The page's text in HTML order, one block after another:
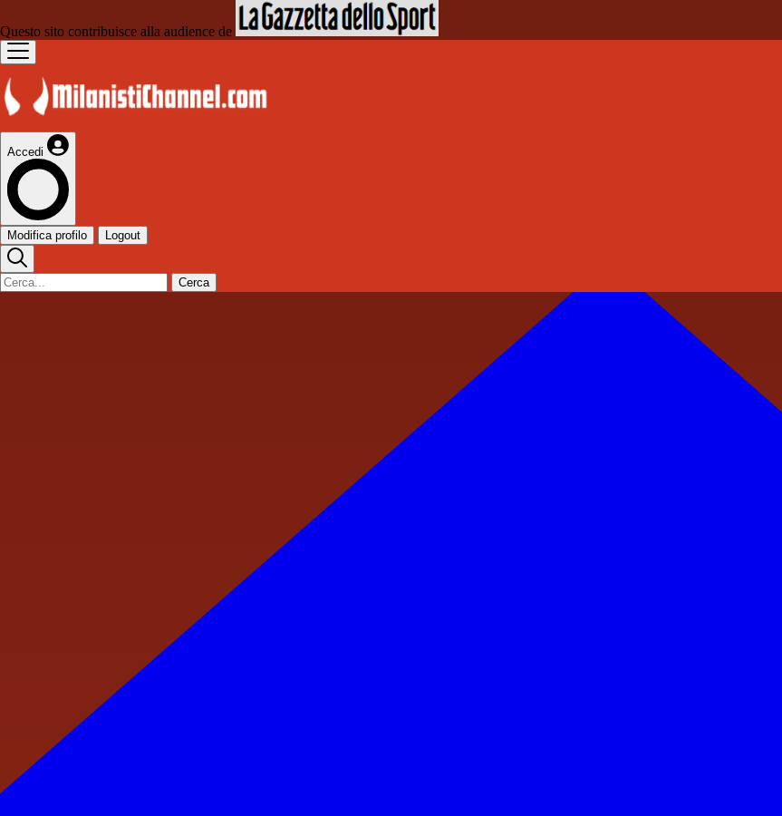
Questo sito contribuisce alla audience de
Accedi
Modifica profilo Logout
Cerca